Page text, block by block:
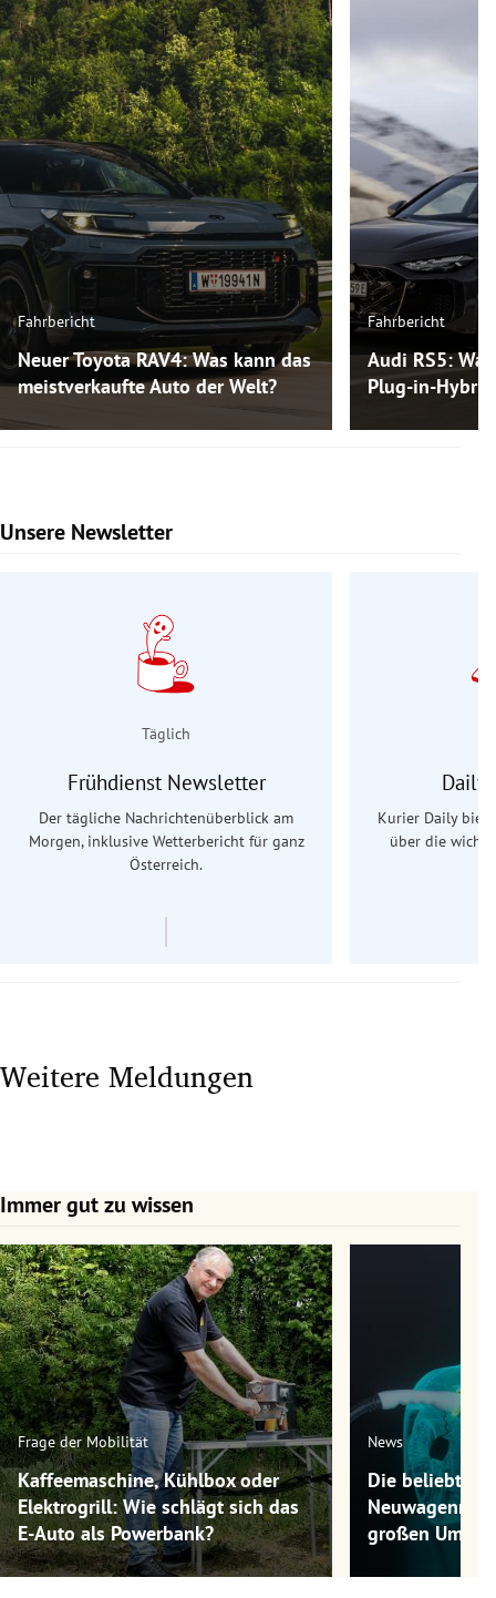
Fahrbericht
Neuer Toyota RAV4: Was kann das
meistverkaufte Auto der Welt?
Fahrbericht
Audi RS5:
Plug-in-
Unsere Newsletter
Slide 1 von 9
Täglich
Frühdienst Newsletter
Der tägliche Nachrichtenüberblick am
Morgen, inklusive Wetterbericht für ganz
Österreich.
Daily
Kurier Daily
über die
Weitere Meldungen
Immer gut zu wissen
Slide 1 von 7
Frage der Mobilität
Kaffeemaschine, Kühlbox oder
Elektrogrill: Wie schlägt sich das
E-Auto als Powerbank?
News
Die
großen